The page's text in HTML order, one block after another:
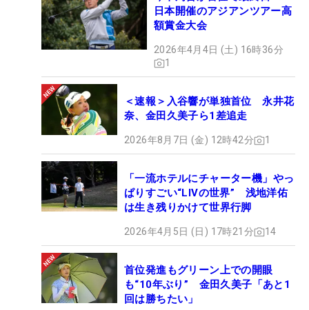
日本開催のアジアンツアー高
額賞金大会
2026年4月4日 (土) 16時36分
1
＜速報＞入谷響が単独首位 永井花
奈、金田久美子ら1差追走
2026年8月7日 (金) 12時42分 1
「一流ホテルにチャーター機」やっ
ぱりすごい“LIVの世界” 浅地洋佑
は生き残りかけて世界行脚
2026年4月5日 (日) 17時21分 14
首位発進もグリーン上での開眼
も“10年ぶり” 金田久美子「あと1
回は勝ちたい」